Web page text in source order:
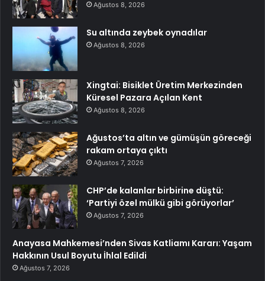
Ağustos 8, 2026
Su altında zeybek oynadılar
Ağustos 8, 2026
Xingtai: Bisiklet Üretim Merkezinden
Küresel Pazara Açılan Kent
Ağustos 8, 2026
Ağustos’ta altın ve gümüşün göreceği
rakam ortaya çıktı
Ağustos 7, 2026
CHP’de kalanlar birbirine düştü:
‘Partiyi özel mülkü gibi görüyorlar’
Ağustos 7, 2026
Anayasa Mahkemesi’nden Sivas Katliamı Kararı: Yaşam
Hakkının Usul Boyutu İhlal Edildi
Ağustos 7, 2026